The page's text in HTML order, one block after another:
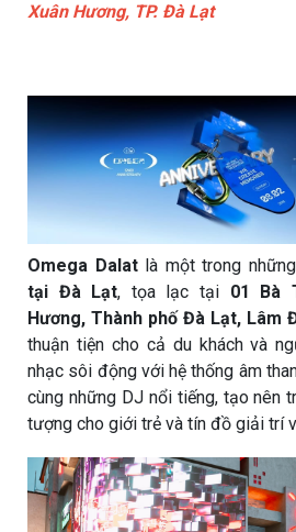
Xuân Hương, TP. Đà Lạt
Omega Dalatlà một trong những
tại Đà Lạt, tọa lạc tại 01 Bà
Hương, Thành phố Đà Lạt, Lâm
thuận tiện cho cả du khách và
nhạc sôi động với hệ thống âm
cùng những DJ nổi tiếng, tạo nên
tượng cho giới trẻ và tín đồ giải trí